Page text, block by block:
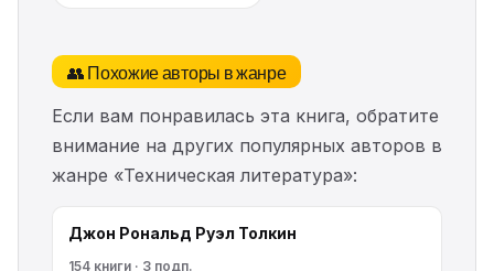
👥 Похожие авторы в жанре
Если вам понравилась эта книга, обратите
внимание на других популярных авторов в
жанре «Техническая литература»:
Джон Рональд Руэл Толкин
154 книги · 3 подп.